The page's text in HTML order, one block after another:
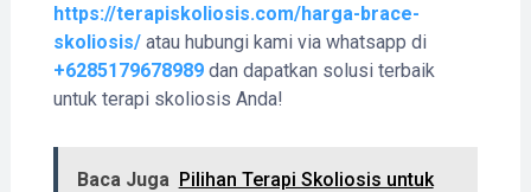
https://terapiskoliosis.com/harga-brace-
skoliosis/atau hubungi kami via whatsapp di
+6285179678989 dan dapatkan solusi terbaik
untuk terapi skoliosis Anda!
Baca Juga Pilihan Terapi Skoliosis untuk